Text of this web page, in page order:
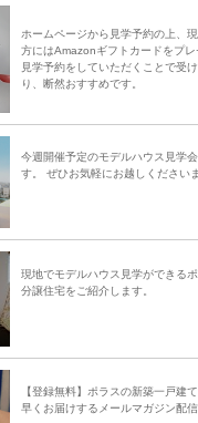
ホームページから見学予約の上、
方にはAmazonギフトカードをプレ
見学予約をしていただくことで受
り、断然おすすめです。
今週開催予定のモデルハウス見学
す。 ぜひお気軽にお越しくださいま
現地でモデルハウス見学ができる
分譲住宅をご紹介します。
【登録無料】ポラスの新築一戸建
早くお届けするメールマガジン配信